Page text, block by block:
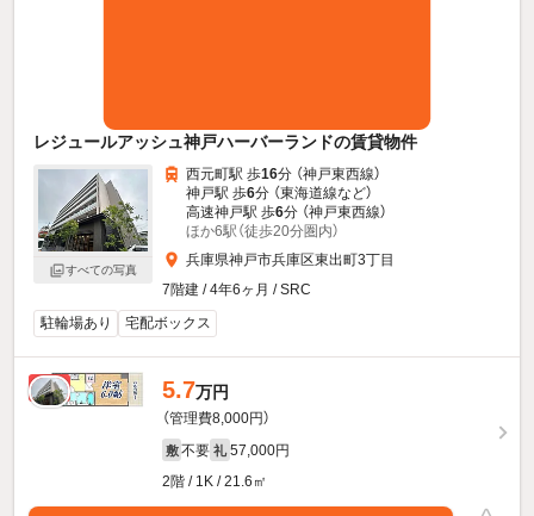
レジュールアッシュ神戸ハーバーランドの賃貸物件
すべての写真
西元町駅 歩16分 （神戸東西線）
神戸駅 歩6分 （東海道線など）
高速神戸駅 歩6分 （神戸東西線）
ほか6駅（徒歩20分圏内）
兵庫県神戸市兵庫区東出町3丁目
7階建 / 4年6ヶ月 / SRC
駐輪場あり
宅配ボックス
新着 5.7万円
（管理費8,000円）
敷 不要 礼 57,000円
2階 / 1K / 21.6㎡